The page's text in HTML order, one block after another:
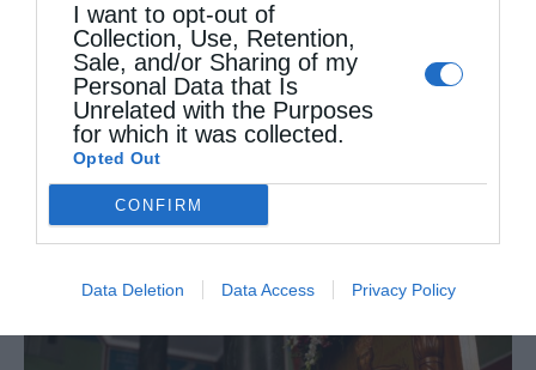
I want to opt-out of
Collection, Use, Retention,
Sale, and/or Sharing of my
Personal Data that Is
Unrelated with the Purposes
for which it was collected.
Opted Out
CONFIRM
Data Deletion Data Access Privacy Policy
Χειροτονία Διακόνου από τον Αρχιεπίσκοπο